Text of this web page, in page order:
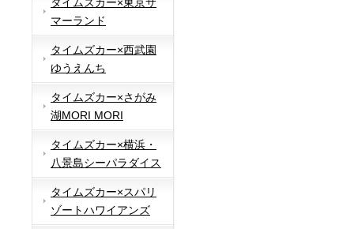
タイムズカー×東京サ
マーランド
タイムズカー×西武園
ゆうえんち
タイムズカー×さがみ
湖MORI MORI
タイムズカー×横浜・
八景島シーパラダイス
タイムズカー×スパリ
ゾートハワイアンズ